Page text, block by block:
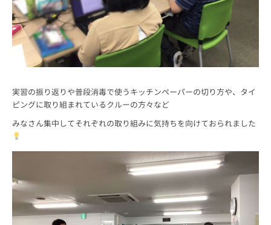
実習の振り返りや普段消毒で使うキッチンペーパーの切り方や、タイ
ピングに取り組まれているクルーの方々など
みなさん集中してそれぞれの取り組みに気持ちを向けておられました